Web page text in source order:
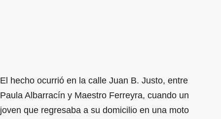
El hecho ocurrió en la calle Juan B. Justo, entre
Paula Albarracín y Maestro Ferreyra, cuando un
joven que regresaba a su domicilio en una moto